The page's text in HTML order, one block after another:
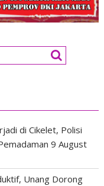
di Cikelet, Polisi
9 August
Unang Dorong